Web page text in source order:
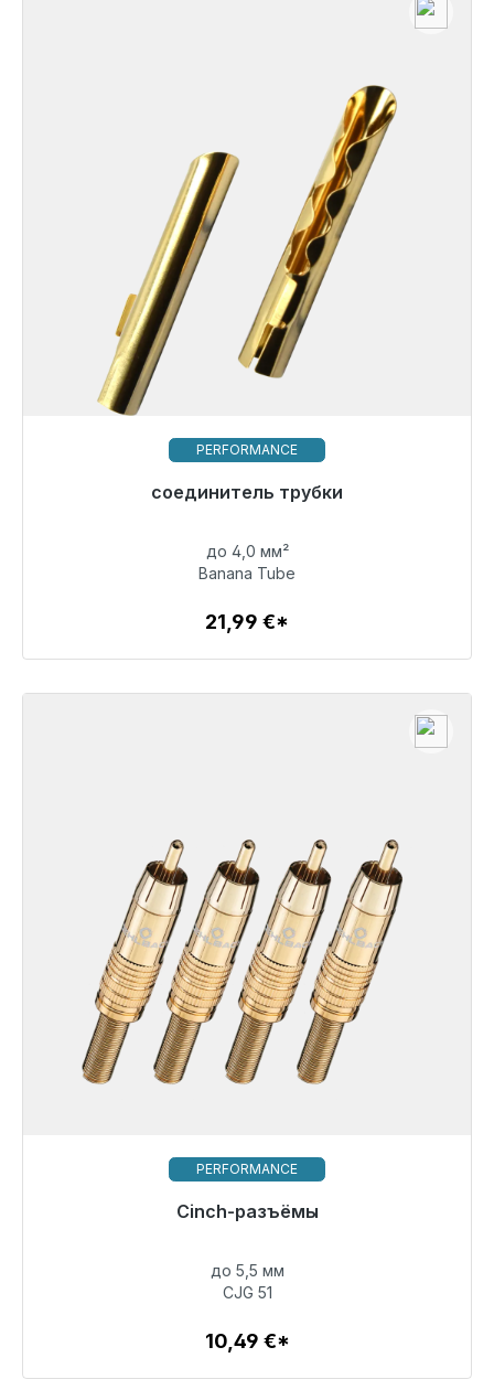
PERFORMANCE
соединитель трубки
Готовы к немедленной отправке, срок поставки
21,99 €
Детали
до 4,0 мм²
Banana Tube
21,99 €*
PERFORMANCE
Cinch-разъёмы
Готовы к немедленной отправке, срок поставки
10,49 €
Детали
до 5,5 мм
CJG 51
10,49 €*